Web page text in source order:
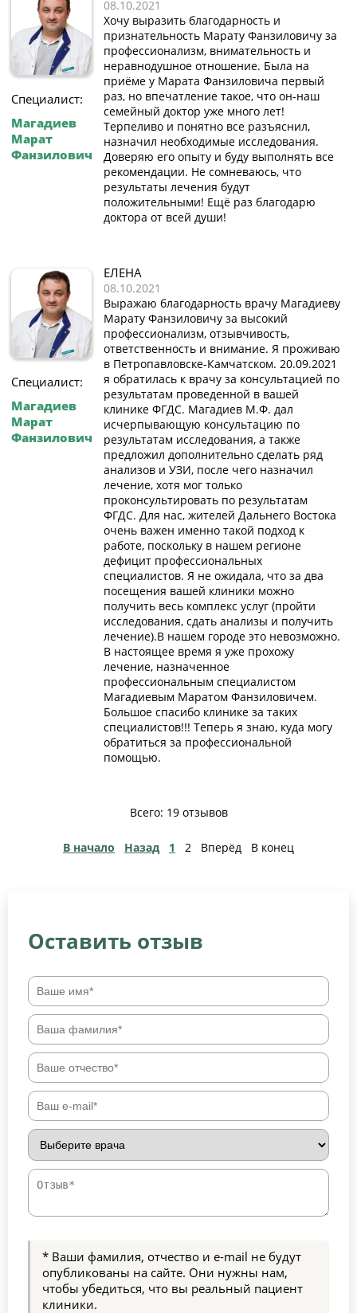
Специалист:
Магадиев
Марат
Фанзилович
08.10.2021
Хочу выразить благодарность и
признательность Марату Фанзиловичу за
профессионализм, внимательность и
неравнодушное отношение. Была на
приёме у Марата Фанзиловича первый
раз, но впечатление такое, что он-наш
семейный доктор уже много лет!
Терпеливо и понятно все разъяснил,
назначил необходимые исследования.
Доверяю его опыту и буду выполнять все
рекомендации. Не сомневаюсь, что
результаты лечения будут
положительными! Ещё раз благодарю
доктора от всей души!
Специалист:
Магадиев
Марат
Фанзилович
ЕЛЕНА
08.10.2021
Выражаю благодарность врачу Магадиеву
Марату Фанзиловичу за высокий
профессионализм, отзывчивость,
ответственность и внимание. Я проживаю
в Петропавловске-Камчатском. 20.09.2021
я обратилась к врачу за консультацией по
результатам проведенной в вашей
клинике ФГДС. Магадиев М.Ф. дал
исчерпывающую консультацию по
результатам исследования, а также
предложил дополнительно сделать ряд
анализов и УЗИ, после чего назначил
лечение, хотя мог только
проконсультировать по результатам
ФГДС. Для нас, жителей Дальнего Востока
очень важен именно такой подход к
работе, поскольку в нашем регионе
дефицит профессиональных
специалистов. Я не ожидала, что за два
посещения вашей клиники можно
получить весь комплекс услуг (пройти
исследования, сдать анализы и получить
лечение).В нашем городе это невозможно.
В настоящее время я уже прохожу
лечение, назначенное
профессиональным специалистом
Магадиевым Маратом Фанзиловичем.
Большое спасибо клинике за таких
специалистов!!! Теперь я знаю, куда могу
обратиться за профессиональной
помощью.
Всего: 19 отзывов
В начало Назад 1 2 Вперёд В конец
Оставить отзыв
* Ваши фамилия, отчество и e-mail не будут
опубликованы на сайте. Они нужны нам,
чтобы убедиться, что вы реальный пациент
клиники.